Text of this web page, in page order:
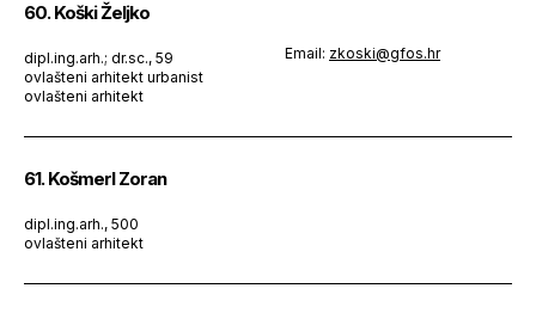
60. Koški Željko
dipl.ing.arh.; dr.sc., 59
ovlašteni arhitekt urbanist
ovlašteni arhitekt
Email: zkoski@gfos.hr
61. Košmerl Zoran
dipl.ing.arh., 500
ovlašteni arhitekt